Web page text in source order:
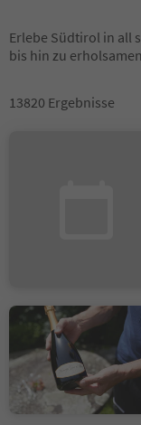
Erlebe Südtirol in all
bis hin zu
13820 Ergebnisse